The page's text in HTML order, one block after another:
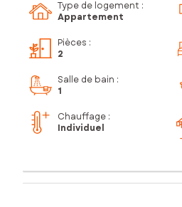
Type de logement :
Appartement
Pièces :
2
Salle de bain :
1
Chauffage :
Individuel